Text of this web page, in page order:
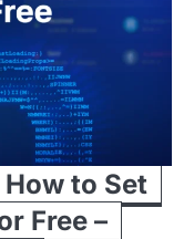
How to Set
Free –